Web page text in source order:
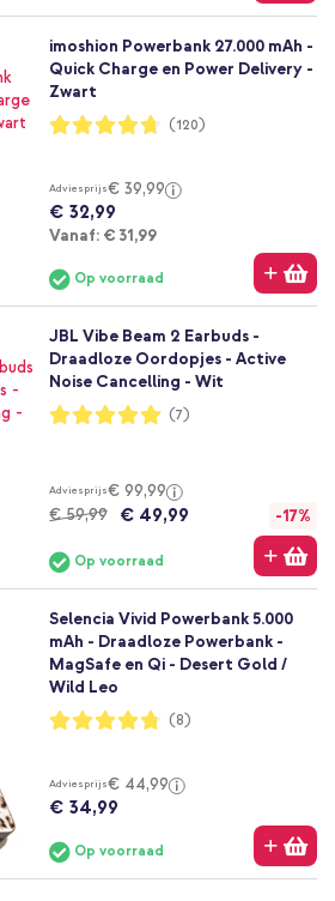
imoshion Powerbank 27.000 mAh -
Quick Charge en Power Delivery -
Zwart
Waardering:
94%
(120)
Adviesprijs€ 39,99
€ 32,99
Vanaf: Vanaf
€ 31,99
Op voorraad
JBL Vibe Beam 2 Earbuds -
Draadloze Oordopjes - Active
Noise Cancelling - Wit
Waardering:
100%
(7)
Adviesprijs€ 99,99
€ 59,99
€ 49,99 -17%
Op voorraad
Selencia Vivid Powerbank 5.000
mAh - Draadloze Powerbank -
MagSafe en Qi - Desert Gold /
Wild Leo
Waardering:
95%
(8)
Adviesprijs€ 44,99
€ 34,99
Op voorraad